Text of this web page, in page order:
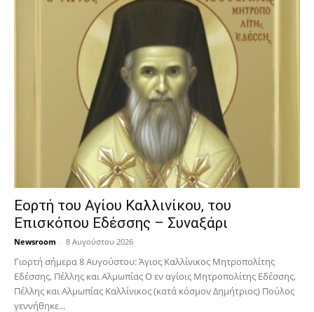
Εορτή του Αγίου Καλλινίκου, του
Επισκόπου Εδέσσης – Συναξάρι
Newsroom - 8 Αυγούστου 2026
Γιορτή σήμερα 8 Αυγούστου: Άγιος Καλλίνικος Μητροπολίτης
Εδέσσης, Πέλλης και Αλμωπίας Ο εν αγίοις Μητροπολίτης Εδέσσης,
Πέλλης και Αλμωπίας Καλλίνικος (κατά κόσμον Δημήτριος) Πούλος
γεννήθηκε...